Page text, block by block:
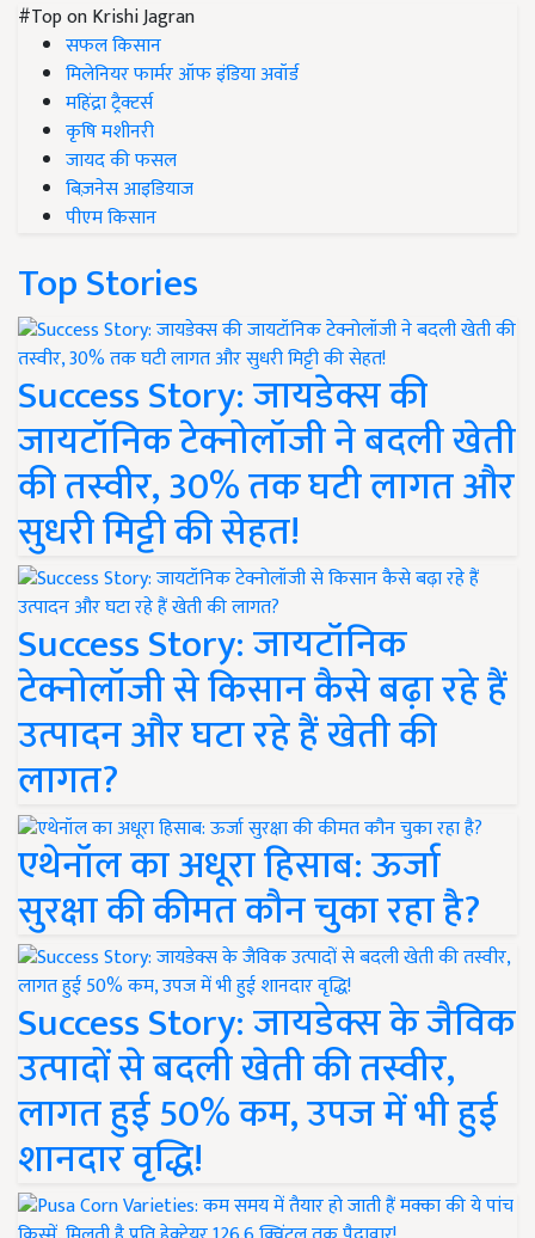
#Top on Krishi Jagran
सफल किसान
मिलेनियर फार्मर ऑफ इंडिया अवॉर्ड
महिंद्रा ट्रैक्टर्स
कृषि मशीनरी
जायद की फसल
बिज़नेस आइडियाज
पीएम किसान
Top Stories
Success Story: जायडेक्स की
जायटॉनिक टेक्नोलॉजी ने बदली खेती
की तस्वीर, 30% तक घटी लागत और
सुधरी मिट्टी की सेहत!
Success Story: जायटॉनिक
टेक्नोलॉजी से किसान कैसे बढ़ा रहे हैं
उत्पादन और घटा रहे हैं खेती की
लागत?
एथेनॉल का अधूरा हिसाब: ऊर्जा
सुरक्षा की कीमत कौन चुका रहा है?
Success Story: जायडेक्स के जैविक
उत्पादों से बदली खेती की तस्वीर,
लागत हुई 50% कम, उपज में भी हुई
शानदार वृद्धि!